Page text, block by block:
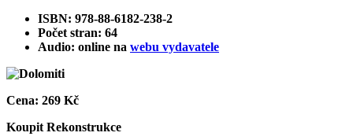
ISBN: 978-88-6182-238-2
Počet stran: 64
Audio: online na webu vydavatele
Cena: 269 Kč
Koupit Rekonstrukce